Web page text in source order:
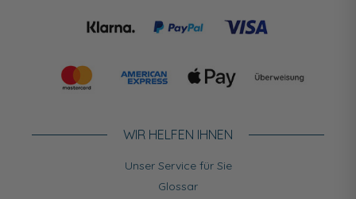
WIR HELFEN IHNEN
Unser Service für Sie
Glossar